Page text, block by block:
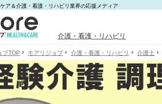
ア＆介護・看護・リハビリ業界の応援メディア
介護・看護・リハビリ
ブTOP モアリジョブ 介護・看護・リハビリ 介護士